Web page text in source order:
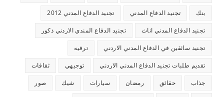
بنك تجنيد الدفاع المدني تجنيد الدفاع المدني 2012
تجنيد الدفاع المدني اناث تجنيد الدفاع المندي الاردني ذكور
تجنيد سائقين في الدفاع المدني الاردني ترفيه
تقديم طلبات تجنيد الدفاع المدني الاردني توجيهي ثقافات
جذاب حقائق رمضان سيارات شيك صور